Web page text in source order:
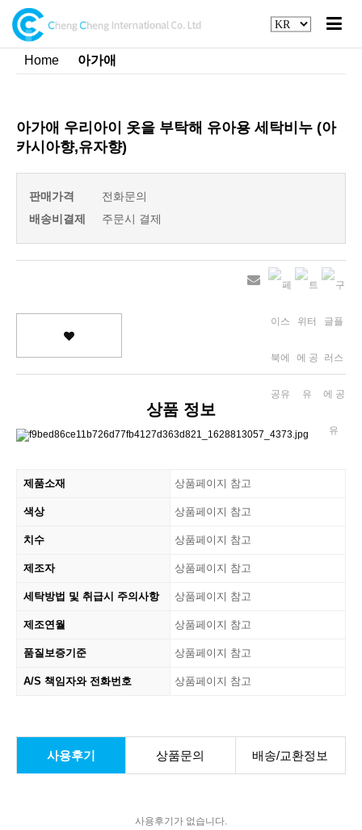
Home 아가애
아가애 우리아이 옷을 부탁해 유아용 세탁비누 (아
카시아향,유자향)
판매가격
전화문의
배송비결제
주문시 결제
상품 정보
제품소재 상품페이지 참고
색상 상품페이지 참고
치수 상품페이지 참고
제조자 상품페이지 참고
세탁방법 및 취급시 주의사항 상품페이지 참고
제조연월 상품페이지 참고
품질보증기준 상품페이지 참고
A/S 책임자와 전화번호 상품페이지 참고
사용후기 상품문의 배송/교환정보
사용후기가 없습니다.